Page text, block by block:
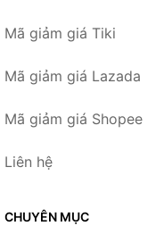
Mã giảm giá Tiki
Mã giảm giá Lazada
Mã giảm giá Shopee
Liên hệ
CHUYÊN MỤC